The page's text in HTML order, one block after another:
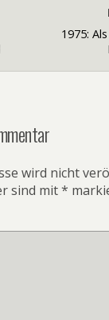
1975:
wird nicht
sind mit*